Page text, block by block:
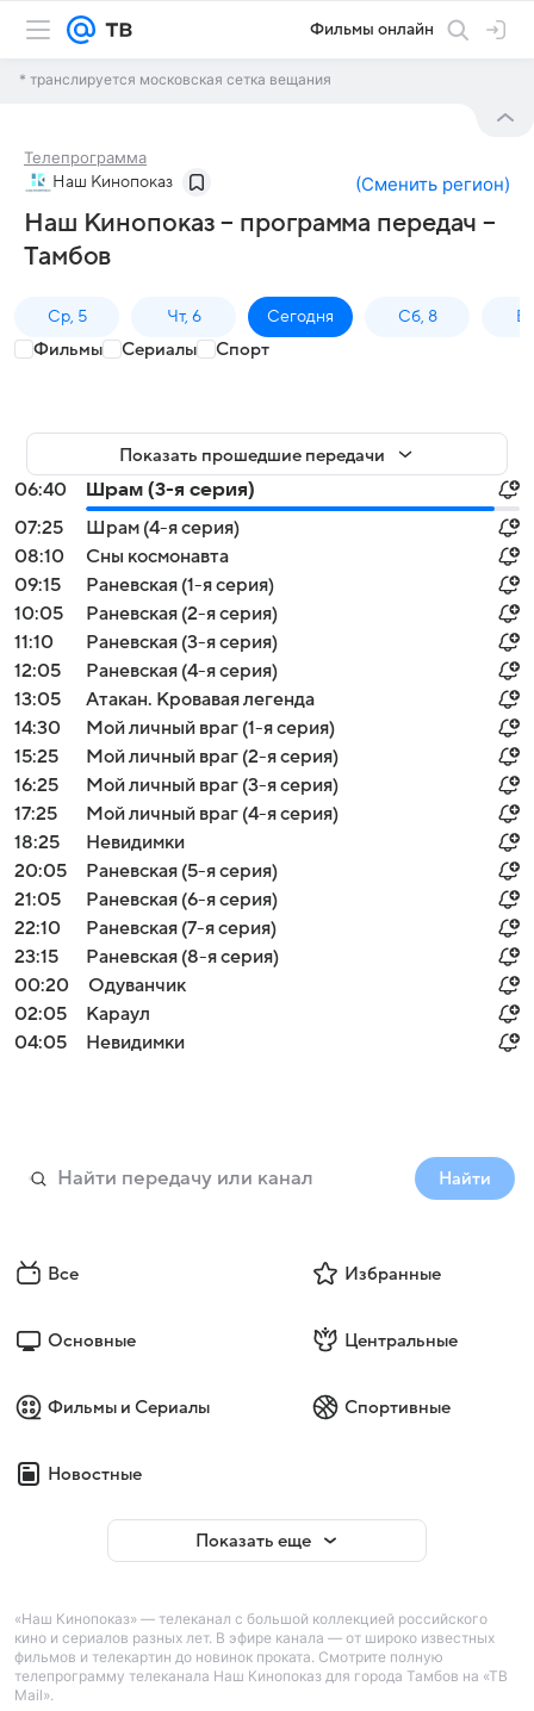
Фильмы онлайн
* транслируется московская сетка вещания
Телепрограмма
Наш Кинопоказ (Сменить регион)
Наш Кинопоказ – программа передач –
Тамбов
Ср, 5 Чт, 6 Сегодня Сб, 8
Фильмы Сериалы Спорт
Показать прошедшие передачи
06:40
Шрам (3-я серия)
07:25
Шрам (4-я серия)
08:10
Сны космонавта
09:15
Раневская (1-я серия)
10:05
Раневская (2-я серия)
11:10
Раневская (3-я серия)
12:05
Раневская (4-я серия)
13:05
Атакан. Кровавая легенда
14:30
Мой личный враг (1-я серия)
15:25
Мой личный враг (2-я серия)
16:25
Мой личный враг (3-я серия)
17:25
Мой личный враг (4-я серия)
18:25
Невидимки
20:05
Раневская (5-я серия)
21:05
Раневская (6-я серия)
22:10
Раневская (7-я серия)
23:15
Раневская (8-я серия)
00:20
Одуванчик
02:05
Караул
04:05
Невидимки
Найти
Все Избранные
Основные Центральные
Фильмы и Сериалы Спортивные
Новостные
Показать еще
«Наш Кинопоказ» — телеканал с большой коллекцией российского
кино и сериалов разных лет. В эфире канала — от широко известных
фильмов и телекартин до новинок проката. Смотрите полную
телепрограмму телеканала Наш Кинопоказ для города Тамбов на «ТВ
Mail».